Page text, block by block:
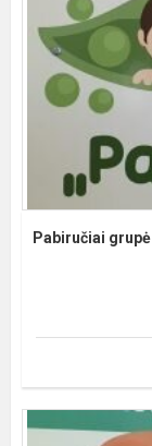
Pabiručiai grupė